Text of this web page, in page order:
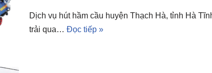
Dịch vụ hút hầm cầu huyện Thạch Hà, tỉnh Hà
trải qua… Đọc tiếp »